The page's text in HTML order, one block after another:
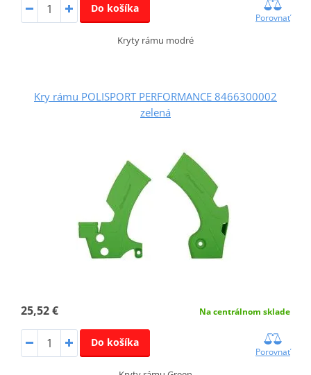
Do košíka
Porovnať
Kryty rámu modré
Kry rámu POLISPORT PERFORMANCE 8466300002
zelená
25,52 € Na centrálnom sklade
Do košíka
Porovnať